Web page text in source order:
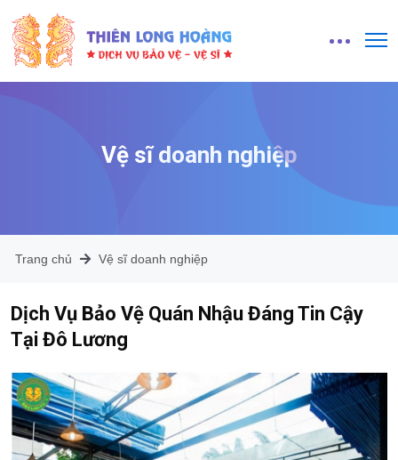
Vệ sĩ doanh nghiệp
Trang chủ Vệ sĩ doanh nghiệp
Dịch Vụ Bảo Vệ Quán Nhậu Đáng Tin Cậy
Tại Đô Lương